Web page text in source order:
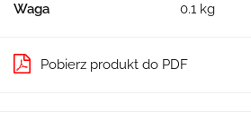
Waga 0.1 kg
Pobierz produkt do PDF